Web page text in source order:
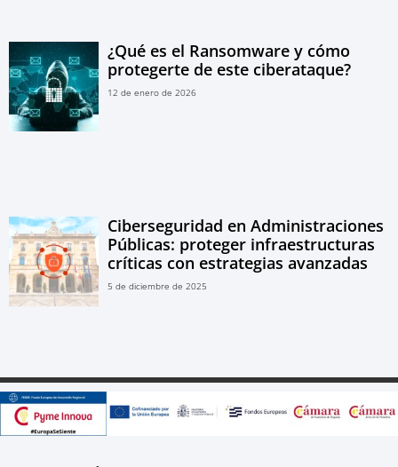
¿Qué es el Ransomware y cómo
protegerte de este ciberataque?
12 de enero de 2026
Ciberseguridad en Administraciones
Públicas: proteger infraestructuras
críticas con estrategias avanzadas
5 de diciembre de 2025